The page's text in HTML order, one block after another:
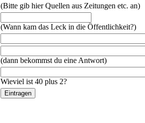
(Bitte gib hier Quellen aus Zeitungen etc. an)
(Wann kam das Leck in die Öffentlichkeit?)
(dann bekommst du eine Antwort)
Wieviel ist 40 plus 2?